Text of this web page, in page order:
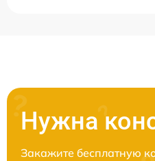
Нужна
Закажите бесплатную